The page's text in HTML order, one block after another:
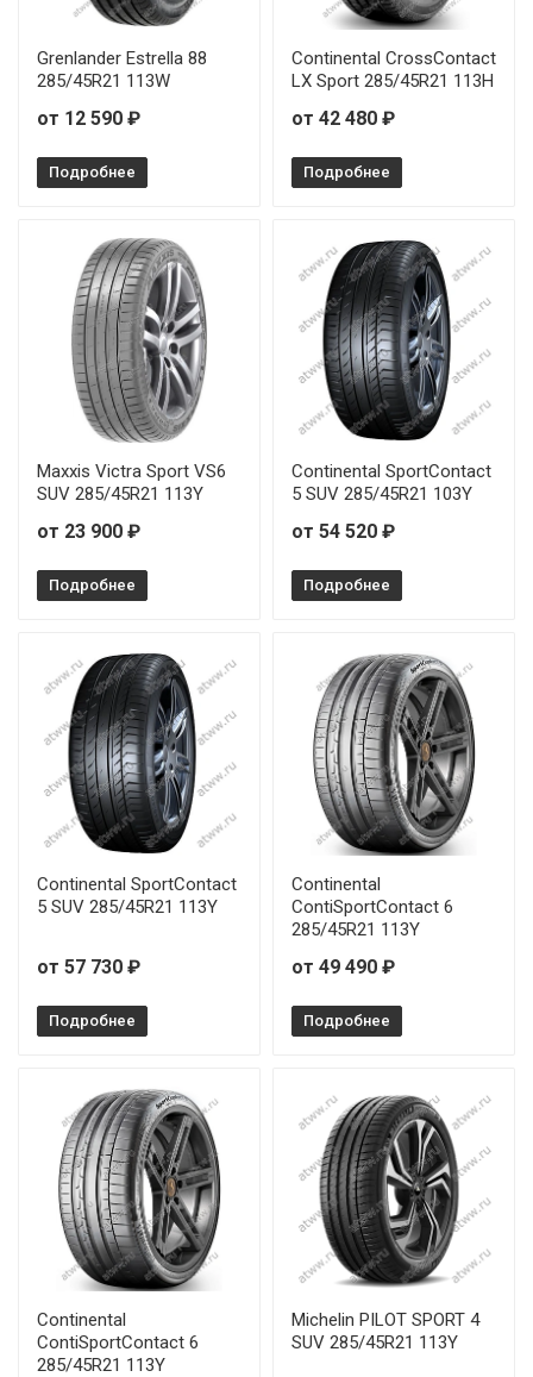
Grenlander Estrella 88
285/45R21 113W
от 12 590 ₽
Подробнее
Continental CrossContact
LX Sport 285/45R21 113H
от 42 480 ₽
Подробнее
Maxxis Victra Sport VS6
SUV 285/45R21 113Y
от 23 900 ₽
Подробнее
Continental SportContact
5 SUV 285/45R21 103Y
от 54 520 ₽
Подробнее
Continental SportContact
5 SUV 285/45R21 113Y
от 57 730 ₽
Подробнее
Continental
ContiSportContact 6
285/45R21 113Y
от 49 490 ₽
Подробнее
Continental
ContiSportContact 6
285/45R21 113Y
Michelin PILOT SPORT 4
SUV 285/45R21 113Y